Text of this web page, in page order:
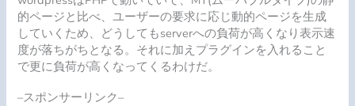
的ページと比べ、ユーザーの要求に応じ動的ページを生成
していくため、どうしてもserverへの負荷が高くなり表示速
度が落ちがちとなる。それに加えプラグインを入れること
で更に負荷が高くなってくるわけだ。
–スポンサーリンク–